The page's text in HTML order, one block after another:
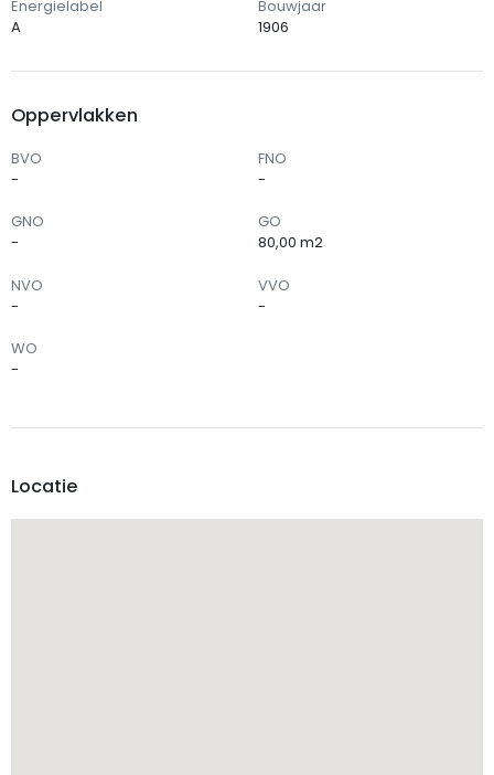
Energielabel
A
Bouwjaar
1906
Oppervlakken
BVO
-
FNO
-
GNO
-
GO
80,00 m2
NVO
-
VVO
-
WO
-
Locatie